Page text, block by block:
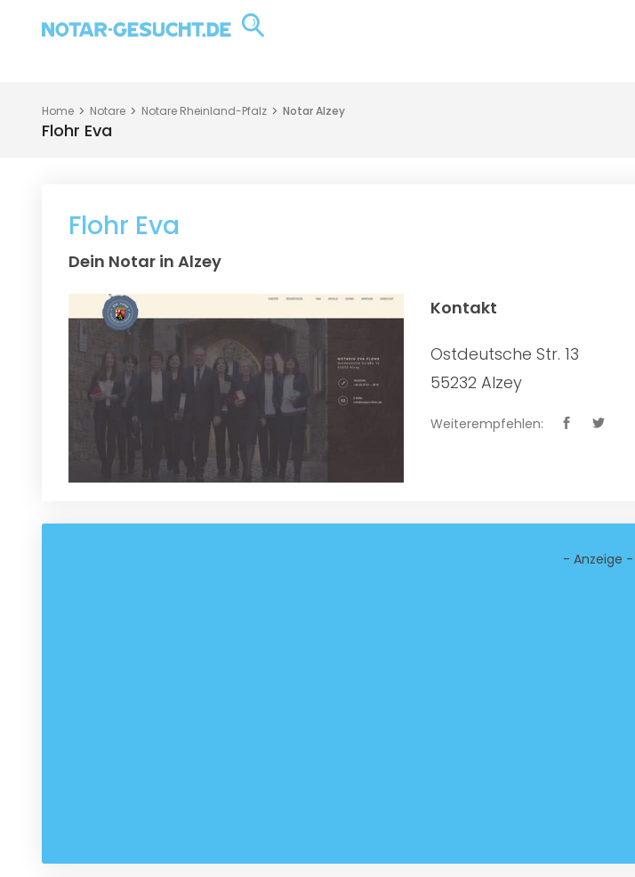
Home Notare Notare Rheinland-Pfalz Notar Alzey
Flohr Eva
Flohr Eva
Dein Notar in Alzey
Kontakt
Ostdeutsche Str. 13
55232 Alzey
Weiterempfehlen:
- Anzeige -